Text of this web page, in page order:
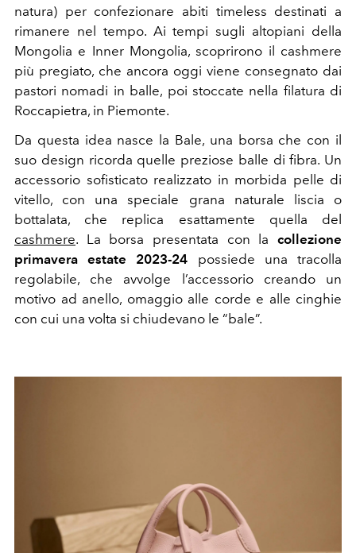
natura) per confezionare abiti timeless destinati a
rimanere nel tempo. Ai tempi sugli altopiani della
Mongolia e Inner Mongolia, scoprirono il cashmere
più pregiato, che ancora oggi viene consegnato dai
pastori nomadi in balle, poi stoccate nella filatura di
Roccapietra, in Piemonte.
Da questa idea nasce la Bale, una borsa che con il
suo design ricorda quelle preziose balle di fibra. Un
accessorio sofisticato realizzato in morbida pelle di
vitello, con una speciale grana naturale liscia o
bottalata, che replica esattamente quella del
cashmere. La borsa presentata con la collezione
primavera estate 2023-24 possiede una tracolla
regolabile, che avvolge l’accessorio creando un
motivo ad anello, omaggio alle corde e alle cinghie
con cui una volta si chiudevano le “bale”.